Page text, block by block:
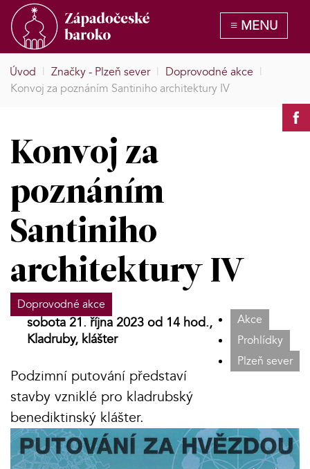
Úvod | Značky - Plzeň sever | Doprovodné akce |
Konvoj za poznáním Santiniho architektury IV
Konvoj za
poznáním
Santiniho
architektury IV
Doprovodné akce
Akce
Prohlídky
Plzeň sever
sobota 21. října 2023 od 14 hod.,
Kladruby, klášter
Podzimní putování představí
stavby vzniklé pro kladrubský
benediktinský klášter.